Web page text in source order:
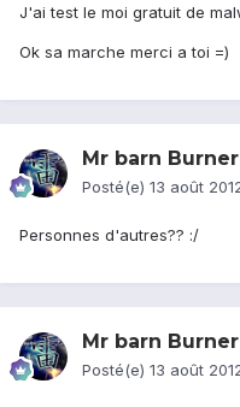
J'ai test le moi gratuit de
Ok sa marche merci a toi =)
Mr barn Burner
Posté(e) 13 août
Personnes d'autres?? :/
Mr barn Burner
Posté(e) 13 août